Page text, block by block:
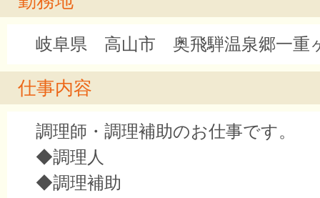
岐阜県 高山市 奥飛騨温泉郷一重
仕事内容
調理師・調理補助のお仕事です。
◆調理人
◆調理補助